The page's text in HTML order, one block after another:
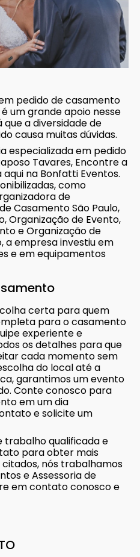
pedido de casamento
um grande apoio nesse
a diversidade de
causa muitas dúvidas.
especializada em pedido
Tavares, Encontre a
na Bonfatti Eventos.
como
de
Casamento São Paulo,
Organização de Evento,
e Organização de
a empresa investiu em
e em equipamentos
certa para quem
para o casamento
experiente e
os detalhes para que
cada momento sem
do local até a
garantimos um evento
Conte conosco para
em um dia
e solicite um
trabalho qualificada e
para obter mais
nós trabalhamos
e Assessoria de
em contato conosco e